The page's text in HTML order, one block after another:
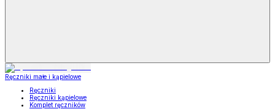
Ręczniki małe i kąpielowe
Ręczniki
Ręczniki kąpielowe
Komplet ręczników